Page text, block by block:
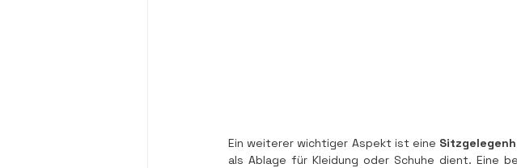
Ein weiterer wichtiger Aspekt ist eine
als Ablage für Kleidung oder Schuhe dient. Eine